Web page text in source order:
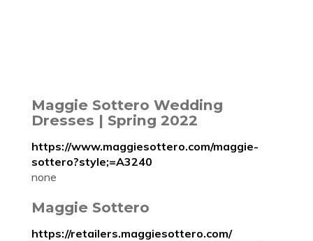
Maggie Sottero Wedding
Dresses | Spring 2022
https://www.maggiesottero.com/maggie-
sottero?style;=A3240
none
Maggie Sottero
https://retailers.maggiesottero.com/